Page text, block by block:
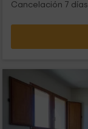
Cancelación 7